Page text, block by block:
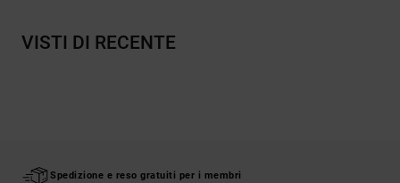
VISTI DI RECENTE
Spedizione e reso gratuiti per i membri